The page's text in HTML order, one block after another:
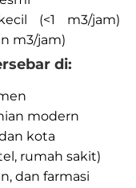
(<1 m3/jam)
m3/jam)
di:
modern
kota
rumah sakit)
dan farmasi